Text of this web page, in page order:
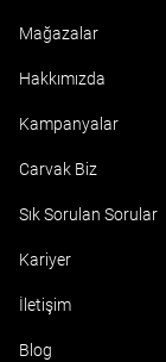
Mağazalar
Hakkımızda
Kampanyalar
Carvak Biz
Sık Sorulan Sorular
Kariyer
İletişim
Blog